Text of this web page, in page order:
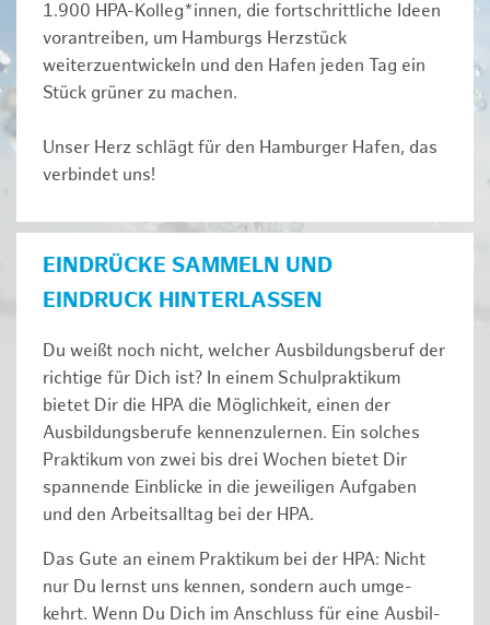
1.900 HPA-Kolleg*innen, die fortschrittliche Ideen
vorantreiben, um Hamburgs Herzstück
weiterzuentwickeln und den Hafen jeden Tag ein
Stück grüner zu machen.
Unser Herz schlägt für den Hamburger Hafen, das
verbindet uns!
EINDRÜCKE SAMMELN UND
EINDRUCK HINTERLASSEN
Du weißt noch nicht, welcher Ausbildungsberuf der
richtige für Dich ist? In einem Schulpraktikum
bietet Dir die HPA die Möglichkeit, einen der
Ausbildungsberufe kennenzulernen. Ein solches
Prak­ti­kum von zwei bis drei Wochen bie­tet Dir
span­nen­de Ein­bli­cke in die jeweiligen Aufgaben
und den Ar­beits­all­tag bei der HPA.
Das Gute an einem Praktikum bei der HPA: Nicht
nur Du lernst uns ken­nen, son­dern auch um­ge­
kehrt. Wenn Du Dich im An­schluss für eine Aus­bil­